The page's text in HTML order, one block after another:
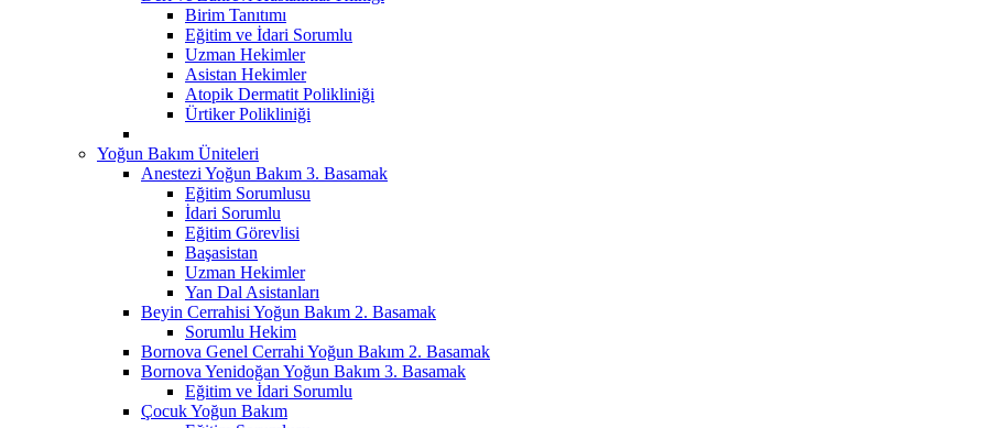
Birim Tanıtımı
Eğitim ve İdari Sorumlu
Uzman Hekimler
Asistan Hekimler
Atopik Dermatit Polikliniği
Ürtiker Polikliniği
Yoğun Bakım Üniteleri
Anestezi Yoğun Bakım 3. Basamak
Eğitim Sorumlusu
İdari Sorumlu
Eğitim Görevlisi
Başasistan
Uzman Hekimler
Yan Dal Asistanları
Beyin Cerrahisi Yoğun Bakım 2. Basamak
Sorumlu Hekim
Bornova Genel Cerrahi Yoğun Bakım 2. Basamak
Bornova Yenidoğan Yoğun Bakım 3. Basamak
Eğitim ve İdari Sorumlu
Çocuk Yoğun Bakım